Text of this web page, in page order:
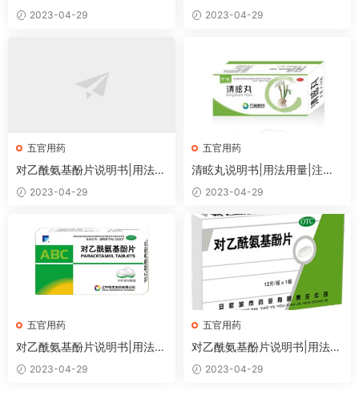
注意事项
2023-04-29
事项2023-04-29
五官用药
对乙酰氨基酚片说明书|用法用
量|注意事项
2023-04-29
五官用药
清眩丸说明书|用法用量|注意
事项2023-04-29
五官用药
对乙酰氨基酚片说明书|用法用
量|注意事项
2023-04-29
五官用药
对乙酰氨基酚片说明书|用法用
量|注意事项
2023-04-29